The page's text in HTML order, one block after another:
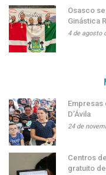
Osasco
Ginástica
4 de agosto
Empresas
D’Ávila
24 de
Centros
gratuito